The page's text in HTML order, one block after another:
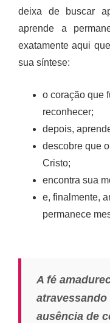
deixa de buscar
aprende a
exatamente aqui
sua síntese:
o coração que
reconhecer;
depois,
descobre que
Cristo;
encontra sua
e, finalmente,
permanece
A fé
ausência de